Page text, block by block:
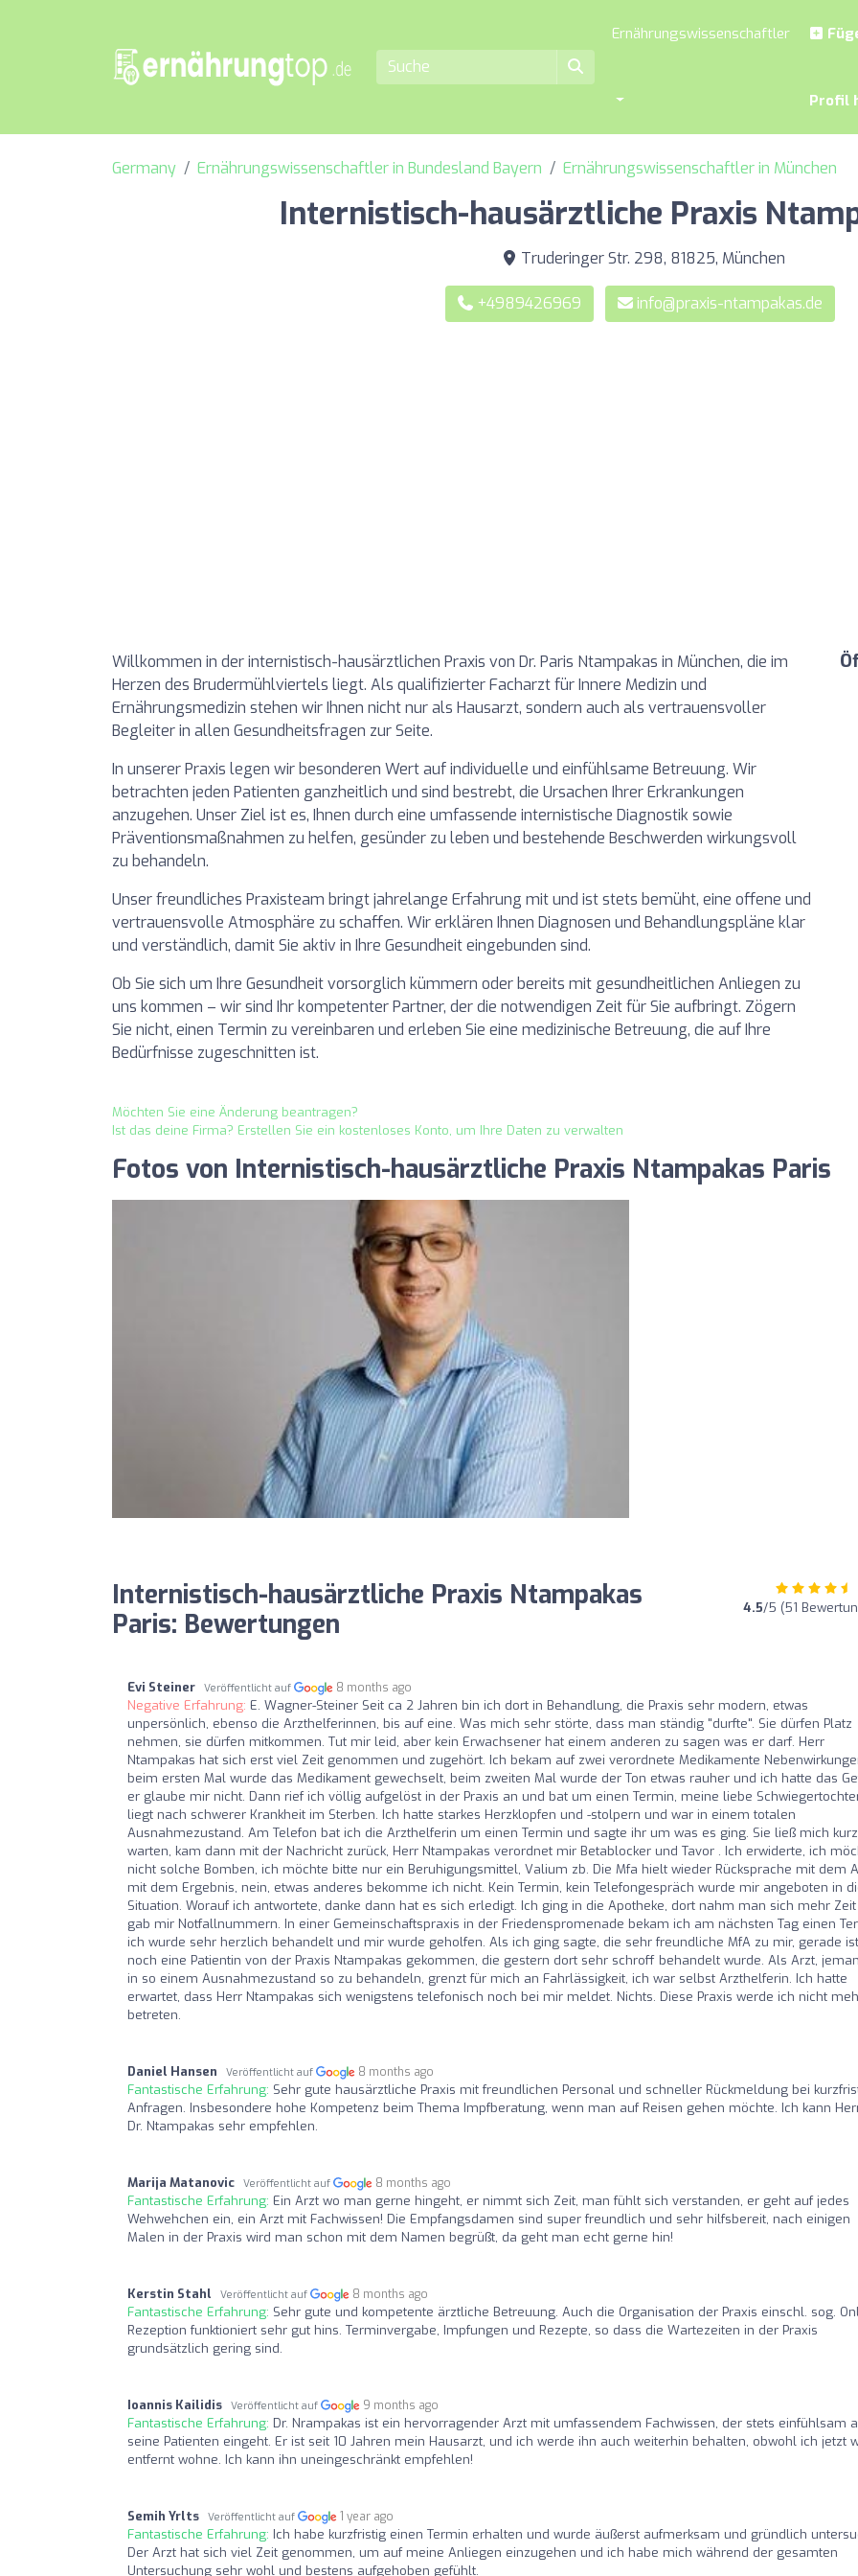
Ernährungswissenschaftler
Profil
Germany Ernährungswissenschaftler in Bundesland Bayern Ernährungswissenschaftler in München
Internistisch-hausärztliche Praxis
Truderinger Str. 298, 81825, München
+4989426969 info@praxis-ntampakas.de
Willkommen in der internistisch-hausärztlichen Praxis von Dr. Paris Ntampakas in München, die im
Herzen des Brudermühlviertels liegt. Als qualifizierter Facharzt für Innere Medizin und
Ernährungsmedizin stehen wir Ihnen nicht nur als Hausarzt, sondern auch als vertrauensvoller
Begleiter in allen Gesundheitsfragen zur Seite.
In unserer Praxis legen wir besonderen Wert auf individuelle und einfühlsame Betreuung. Wir
betrachten jeden Patienten ganzheitlich und sind bestrebt, die Ursachen Ihrer Erkrankungen
anzugehen. Unser Ziel ist es, Ihnen durch eine umfassende internistische Diagnostik sowie
Präventionsmaßnahmen zu helfen, gesünder zu leben und bestehende Beschwerden wirkungsvoll
zu behandeln.
Unser freundliches Praxisteam bringt jahrelange Erfahrung mit und ist stets bemüht, eine offene und
vertrauensvolle Atmosphäre zu schaffen. Wir erklären Ihnen Diagnosen und Behandlungspläne klar
und verständlich, damit Sie aktiv in Ihre Gesundheit eingebunden sind.
Ob Sie sich um Ihre Gesundheit vorsorglich kümmern oder bereits mit gesundheitlichen Anliegen zu
uns kommen – wir sind Ihr kompetenter Partner, der die notwendigen Zeit für Sie aufbringt. Zögern
Sie nicht, einen Termin zu vereinbaren und erleben Sie eine medizinische Betreuung, die auf Ihre
Bedürfnisse zugeschnitten ist.
Möchten Sie eine Änderung beantragen?
Ist das deine Firma? Erstellen Sie ein kostenloses Konto, um Ihre Daten zu verwalten
Fotos von Internistisch-hausärztliche Praxis Ntampakas Paris
Internistisch-hausärztliche Praxis Ntampakas
Paris: Bewertungen
4.5/5 (51
Evi Steiner Veröffentlicht auf 8 months ago
Negative Erfahrung: E. Wagner-Steiner Seit ca 2 Jahren bin ich dort in Behandlung, die Praxis sehr modern, etwas
unpersönlich, ebenso die Arzthelferinnen, bis auf eine. Was mich sehr störte, dass man ständig "durfte". Sie dürfen Platz
nehmen, sie dürfen mitkommen. Tut mir leid, aber kein Erwachsener hat einem anderen zu sagen was er darf. Herr
Ntampakas hat sich erst viel Zeit genommen und zugehört. Ich bekam auf zwei verordnete Medikamente
beim ersten Mal wurde das Medikament gewechselt, beim zweiten Mal wurde der Ton etwas rauher und ich hatte das
er glaube mir nicht. Dann rief ich völlig aufgelöst in der Praxis an und bat um einen Termin, meine liebe
liegt nach schwerer Krankheit im Sterben. Ich hatte starkes Herzklopfen und -stolpern und war in einem totalen
Ausnahmezustand. Am Telefon bat ich die Arzthelferin um einen Termin und sagte ihr um was es ging. Sie ließ mich kurz
warten, kam dann mit der Nachricht zurück, Herr Ntampakas verordnet mir Betablocker und Tavor . Ich erwiderte, ich
nicht solche Bomben, ich möchte bitte nur ein Beruhigungsmittel, Valium zb. Die Mfa hielt wieder Rücksprache mit dem
mit dem Ergebnis, nein, etwas anderes bekomme ich nicht. Kein Termin, kein Telefongespräch wurde mir angeboten in
Situation. Worauf ich antwortete, danke dann hat es sich erledigt. Ich ging in die Apotheke, dort nahm man sich mehr
gab mir Notfallnummern. In einer Gemeinschaftspraxis in der Friedenspromenade bekam ich am nächsten Tag einen
ich wurde sehr herzlich behandelt und mir wurde geholfen. Als ich ging sagte, die sehr freundliche MfA zu mir, gerade ist
noch eine Patientin von der Praxis Ntampakas gekommen, die gestern dort sehr schroff behandelt wurde. Als Arzt,
in so einem Ausnahmezustand so zu behandeln, grenzt für mich an Fahrlässigkeit, ich war selbst Arzthelferin. Ich hatte
erwartet, dass Herr Ntampakas sich wenigstens telefonisch noch bei mir meldet. Nichts. Diese Praxis werde ich nicht
betreten.
Daniel Hansen Veröffentlicht auf 8 months ago
Fantastische Erfahrung: Sehr gute hausärztliche Praxis mit freundlichen Personal und schneller Rückmeldung bei
Anfragen. Insbesondere hohe Kompetenz beim Thema Impfberatung, wenn man auf Reisen gehen möchte. Ich kann
Dr. Ntampakas sehr empfehlen.
Marija Matanovic Veröffentlicht auf 8 months ago
Fantastische Erfahrung: Ein Arzt wo man gerne hingeht, er nimmt sich Zeit, man fühlt sich verstanden, er geht auf jedes
Wehwehchen ein, ein Arzt mit Fachwissen! Die Empfangsdamen sind super freundlich und sehr hilfsbereit, nach einigen
Malen in der Praxis wird man schon mit dem Namen begrüßt, da geht man echt gerne hin!
Kerstin Stahl Veröffentlicht auf 8 months ago
Fantastische Erfahrung: Sehr gute und kompetente ärztliche Betreuung. Auch die Organisation der Praxis einschl. sog.
Rezeption funktioniert sehr gut hins. Terminvergabe, Impfungen und Rezepte, so dass die Wartezeiten in der Praxis
grundsätzlich gering sind.
Ioannis Kailidis Veröffentlicht auf 9 months ago
Fantastische Erfahrung: Dr. Nrampakas ist ein hervorragender Arzt mit umfassendem Fachwissen, der stets einfühlsam
seine Patienten eingeht. Er ist seit 10 Jahren mein Hausarzt, und ich werde ihn auch weiterhin behalten, obwohl ich jetzt
entfernt wohne. Ich kann ihn uneingeschränkt empfehlen!
Semih Yrlts Veröffentlicht auf 1 year ago
Fantastische Erfahrung: Ich habe kurzfristig einen Termin erhalten und wurde äußerst aufmerksam und gründlich
Der Arzt hat sich viel Zeit genommen, um auf meine Anliegen einzugehen und ich habe mich während der gesamten
Untersuchung sehr wohl und bestens aufgehoben gefühlt.